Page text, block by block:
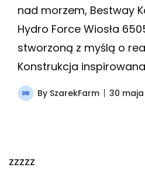
nad morzem, Bestway
Hydro Force Wiosła
stworzoną z myślą o
Konstrukcja
By SzarekFarm 30
zzzzz